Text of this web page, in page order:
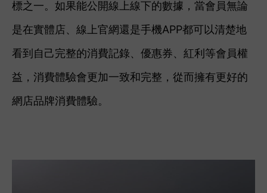
標之一。如果能公開線上線下的數據，當會員無論
是在實體店、線上官網還是手機APP都可以清楚地
看到自己完整的消費記錄、優惠券、紅利等會員權
益，消費體驗會更加一致和完整，從而擁有更好的
網店品牌消費體驗。